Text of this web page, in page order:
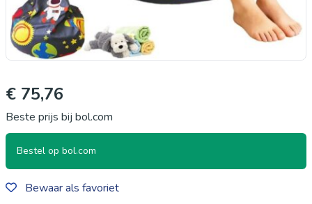
€ 75,76
Beste prijs bij bol.com
Bestel op bol.com
Bewaar als favoriet